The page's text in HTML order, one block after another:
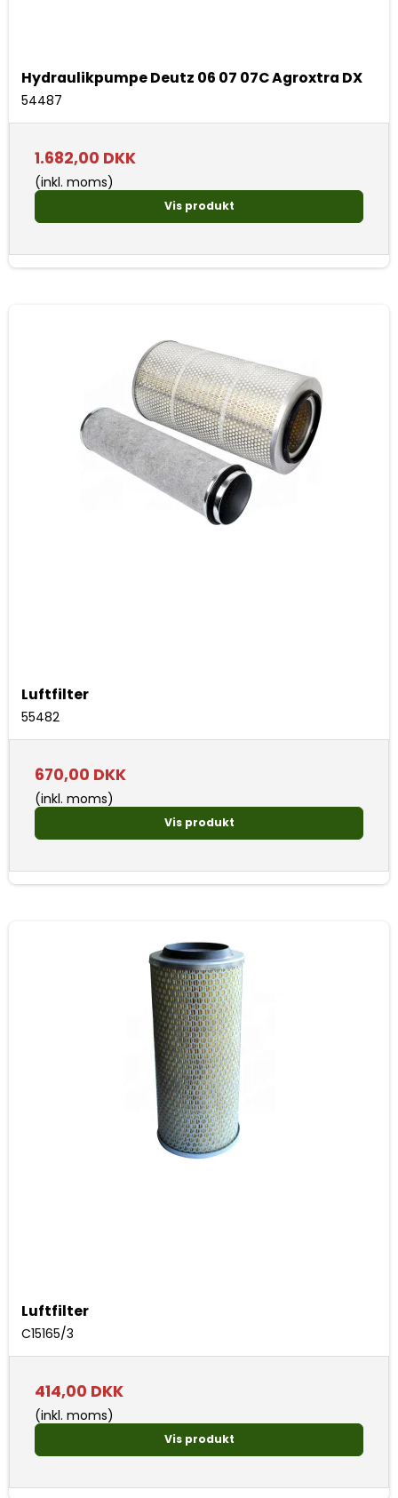
Hydraulikpumpe Deutz 06 07 07C Agroxtra DX
54487
1.682,00 DKK
(inkl. moms)
Vis produkt
Luftfilter
55482
670,00 DKK
(inkl. moms)
Vis produkt
Luftfilter
C15165/3
414,00 DKK
(inkl. moms)
Vis produkt